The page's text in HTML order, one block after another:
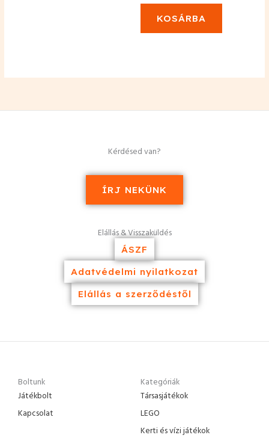
KOSÁRBA
Kérdésed van?
ÍRJ NEKÜNK
Elállás & Visszaküldés
ÁSZF
Adatvédelmi nyilatkozat
Elállás a szerződéstől
Boltunk
Játékbolt
Kapcsolat
Kategóriák
Társasjátékok
LEGO
Kerti és vízi játékok